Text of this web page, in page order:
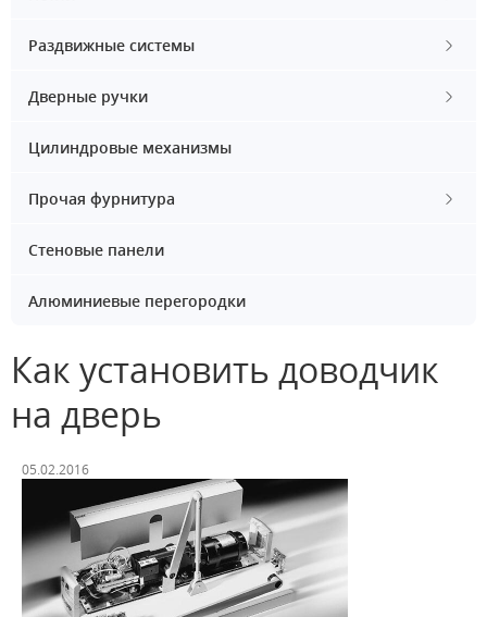
Раздвижные системы
Дверные ручки
Цилиндровые механизмы
Прочая фурнитура
Стеновые панели
Алюминиевые перегородки
Как установить доводчик
на дверь
05.02.2016